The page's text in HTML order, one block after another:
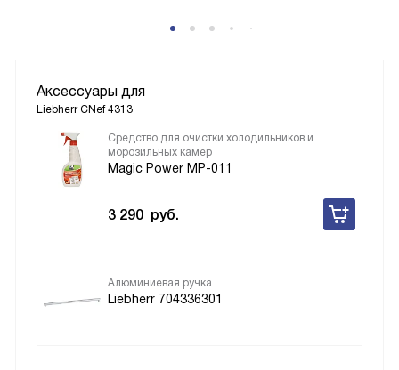
Аксессуары для
Liebherr CNef 4313
Средство для очистки холодильников и
морозильных камер
Magic Power MP-011
3 290 руб.
Алюминиевая ручка
Liebherr 704336301